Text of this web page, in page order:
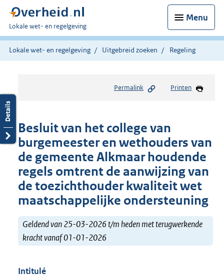
Menu
U
bent
hier:
Lokale wet- en regelgeving
Lokale wet- en regelgeving Uitgebreid zoeken Regeling
Permalink Printen
Besluit van het college van
burgemeester en wethouders van
de gemeente Alkmaar houdende
regels omtrent de aanwijzing van
de toezichthouder kwaliteit wet
maatschappelijke ondersteuning
Geldend van 25-03-2026 t/m heden met terugwerkende
kracht vanaf 01-01-2026
Intitulé